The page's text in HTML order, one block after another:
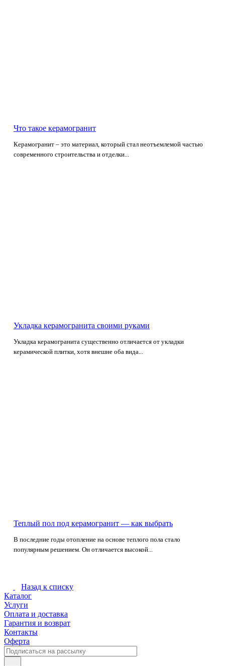
Что такое керамогранит
Керамогранит – это материал, который стал неотъемлемой частью
современного строительства и отделки...
Укладка керамогранита своими руками
Укладка керамогранита существенно отличается от укладки
керамической плитки, хотя внешне оба вида...
Теплый пол под керамогранит — как выбрать
В последние годы отопление на основе теплого пола стало
популярным решением. Он отличается высокой...
Назад к списку
Каталог
Услуги
Оплата и доставка
Гарантия и возврат
Контакты
Оферта